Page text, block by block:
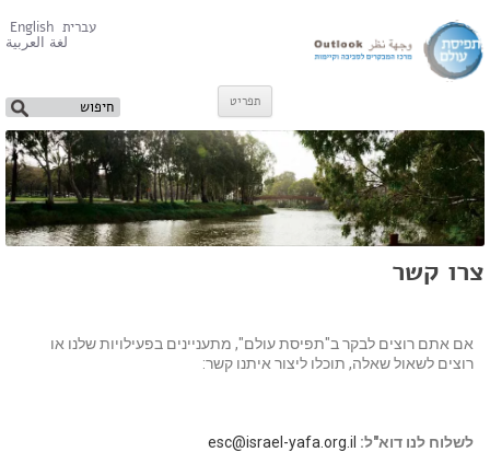
עברית English
لغة العربية
תפריט
צרו קשר
אם אתם רוצים לבקר ב"תפיסת עולם", מתעניינים בפעילויות שלנו או
רוצים לשאול שאלה, תוכלו ליצור איתנו קשר:
לשלוח לנו דוא"ל: